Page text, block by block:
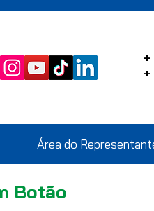
+
+
Área do
Botão